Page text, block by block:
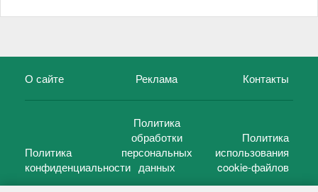
О сайте Реклама Контакты
Политика
конфиденциальности
Политика
обработки
персональных
данных
Политика
использования
cookie-файлов